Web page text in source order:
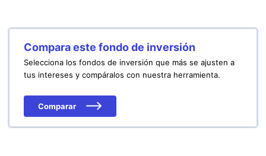
Compara este fondo de inversión
Selecciona los fondos de inversión que más se ajusten a
tus intereses y compáralos con nuestra herramienta.
Comparar